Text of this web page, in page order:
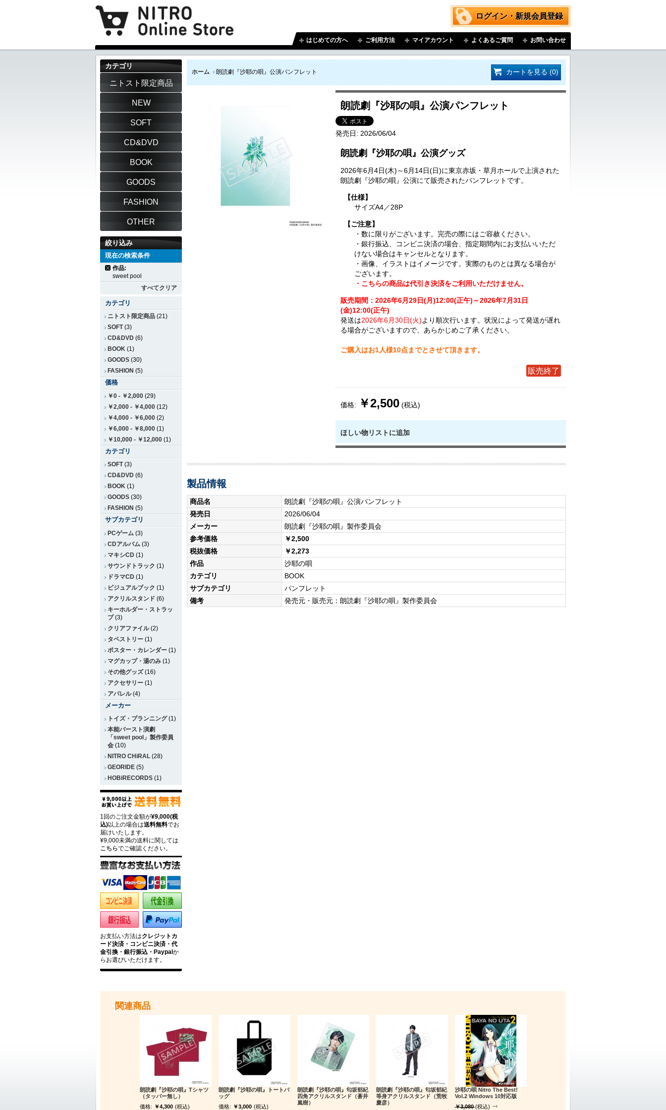
ログイン・新規会員登録
はじめての方へ ご利用方法 マイアカウント よくあるご質問 お問い合わせ
ホーム 朗読劇『沙耶の唄』公演パンフレット カートを見る (0)
朗読劇『沙耶の唄』公演パンフレット
発売日: 2026/06/04
朗読劇『沙耶の唄』公演グッズ
2026年6月4日(木)～6月14日(日)に東京赤坂・草月ホールで上演された
朗読劇『沙耶の唄』公演にて販売されたパンフレットです。
【仕様】
サイズA4／28P
【ご注意】
・数に限りがございます。完売の際にはご容赦ください。
・銀行振込、コンビニ決済の場合、指定期間内にお支払いいただ
けない場合はキャンセルとなります。
・画像、イラストはイメージです。実際のものとは異なる場合が
ございます。
・こちらの商品は代引き決済をご利用いただけません。
販売期間：2026年6月29日(月)12:00(正午)～2026年7月31日
(金)12:00(正午)
発送は2026年6月30日(火)より順次行います。状況によって発送が遅れ
る場合がございますので、あらかじめご了承ください。
ご購入はお1人様10点までとさせて頂きます。
販売終了
価格: ￥2,500 (税込)
ほしい物リストに追加
製品情報
商品名
朗読劇『沙耶の唄』公演パンフレット
発売日
2026/06/04
メーカー
朗読劇『沙耶の唄』製作委員会
参考価格
￥2,500
税抜価格
￥2,273
作品
沙耶の唄
カテゴリ
BOOK
サブカテゴリ
パンフレット
備考
発売元・販売元：朗読劇『沙耶の唄』製作委員会
カテゴリ
ニトスト限定商品
NEW
SOFT
CD&DVD
BOOK
GOODS
FASHION
OTHER
絞り込み
現在の検索条件
作品:
sweet pool
すべてクリア
カテゴリ
ニトスト限定商品 (21)
SOFT(3)
CD&DVD (6)
BOOK (1)
GOODS (30)
FASHION (5)
価格
￥0 - ￥2,000 (29)
￥2,000 - ￥4,000 (12)
￥4,000 - ￥6,000 (2)
￥6,000 - ￥8,000 (1)
￥10,000 - ￥12,000 (1)
カテゴリ
SOFT(3)
CD&DVD (6)
BOOK (1)
GOODS (30)
FASHION (5)
サブカテゴリ
PCゲーム (3)
CDアルバム (3)
マキシCD (1)
サウンドトラック (1)
ドラマCD (1)
ビジュアルブック (1)
アクリルスタンド (6)
キーホルダー・ストラッ
プ(3)
クリアファイル(2)
タペストリー (1)
ポスター・カレンダー (1)
マグカップ・湯のみ (1)
その他グッズ(16)
アクセサリー (1)
アパレル(4)
メーカー
トイズ・プランニング(1)
本能バースト演劇
「sweet pool」製作委員
会 (10)
NITRO CHiRAL (28)
GEORIDE (5)
HOBiRECORDS (1)
1回のご注文金額が¥9,000(税
込)以上の場合は送料無料でお
届けいたします。
¥9,000未満の送料に関しては
こちらでご確認ください。
お支払い方法はクレジットカ
ード決済・コンビニ決済・代
金引換・銀行振込・Paypal か
らお選びいただけます。
関連商品
朗読劇『沙耶の唄』Tシャツ
（タッパー無し）
価格: ￥4,300 (税込)
朗読劇『沙耶の唄』トートバ
ッグ
価格: ￥3,000 (税込)
朗読劇『沙耶の唄』匂坂郁紀
四角アクリルスタンド（蒼井
嵐樹）
朗読劇『沙耶の唄』匂坂郁紀
等身アクリルスタンド（荒牧
慶彦）
沙耶の唄 Nitro The Best!
Vol.2 Windows 10対応版
￥3,080(税込)